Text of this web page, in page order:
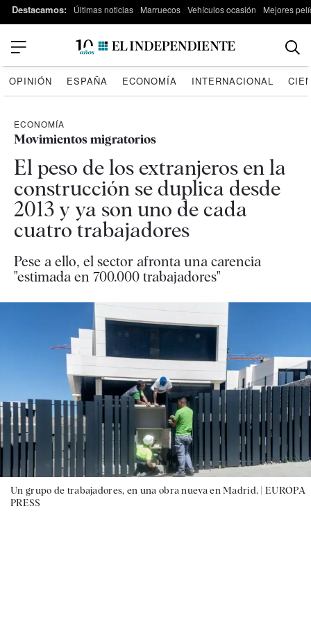
Destacamos: Últimas noticias Marruecos Vehículos ocasión Mejores
OPINIÓN ESPAÑA ECONOMÍA INTERNACIONAL
ECONOMÍA
Movimientos migratorios
El peso de los extranjeros en la
construcción se duplica desde
2013 y ya son uno de cada
cuatro trabajadores
Pese a ello, el sector afronta una carencia
"estimada en 700.000 trabajadores"
Un grupo de trabajadores, en una obra nueva en Madrid. |EUROPA
PRESS